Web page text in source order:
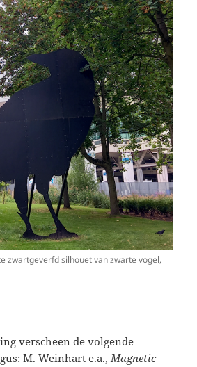
zwartgeverfd silhouet van zwarte vogel,
verscheen de volgende
M. Weinhart e.a.,Magnetic